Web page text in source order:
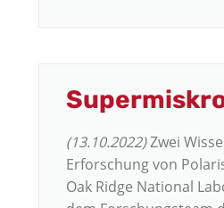
(13.10.2022)Zwei
Erforschung von
Oak Ridge National